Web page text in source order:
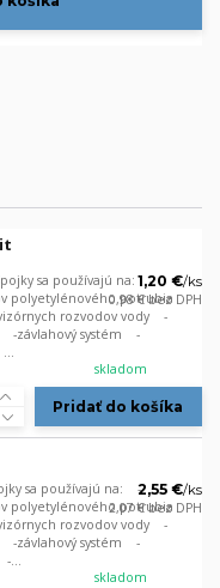
sa používajú na: -
polyetylénového potrubia
rozvodov vody -
-závlahový systém -
1,20 €/ks
0,98 €bez DPH
skladom
Pridať do košíka
sa používajú na: -
polyetylénového potrubia
rozvodov vody -
-závlahový systém -
-...
2,55 €/ks
2,07 €bez DPH
skladom